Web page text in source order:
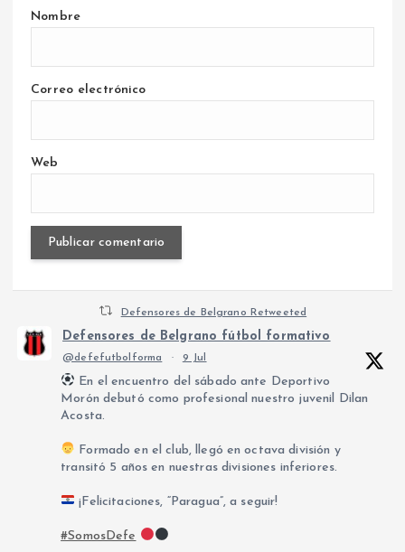
Nombre
Correo electrónico
Web
Defensores de Belgrano Retweeted
Defensores de Belgrano fútbol formativo
@defefutbolforma · 9 Jul
En el encuentro del sábado ante Deportivo
Morón debutó como profesional nuestro juvenil Dilan
Acosta.
Formado en el club, llegó en octava división y
transitó 5 años en nuestras divisiones inferiores.
¡Felicitaciones, “Paragua”, a seguir!
#SomosDefe